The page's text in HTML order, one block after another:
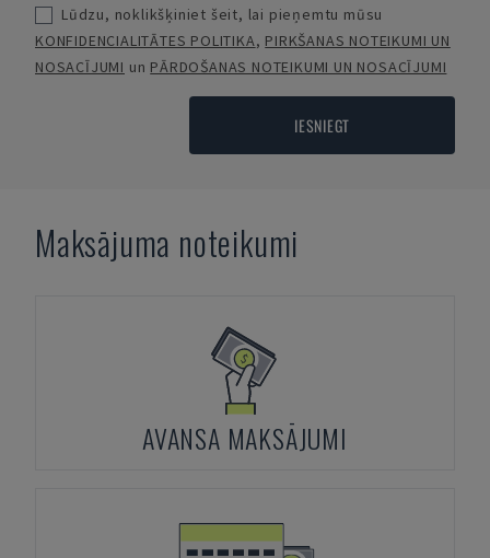
Lūdzu, noklikšķiniet šeit, lai pieņemtu mūsu
KONFIDENCIALITĀTES POLITIKA, PIRKŠANAS NOTEIKUMI UN
NOSACĪJUMI un PĀRDOŠANAS NOTEIKUMI UN NOSACĪJUMI
IESNIEGT
Maksājuma noteikumi
AVANSA MAKSĀJUMI